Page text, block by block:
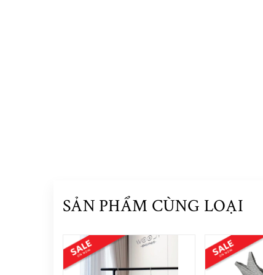
SẢN PHẨM CÙNG LOẠI